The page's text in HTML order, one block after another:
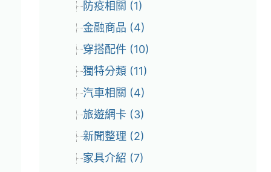
防疫相關 (1)
金融商品 (4)
穿搭配件 (10)
獨特分類 (11)
汽車相關 (4)
旅遊網卡 (3)
新聞整理 (2)
家具介紹 (7)